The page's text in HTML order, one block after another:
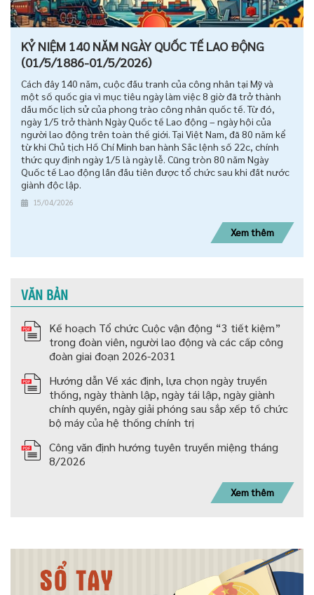
KỶ NIỆM 140 NĂM NGÀY QUỐC TẾ LAO ĐỘNG
(01/5/1886-01/5/2026)
Cách đây 140 năm, cuộc đấu tranh của công nhân tại Mỹ và
một số quốc gia vì mục tiêu ngày làm việc 8 giờ đã trở thành
dấu mốc lịch sử của phong trào công nhân quốc tế. Từ đó,
ngày 1/5 trở thành Ngày Quốc tế Lao động – ngày hội của
người lao động trên toàn thế giới. Tại Việt Nam, đã 80 năm kể
từ khi Chủ tịch Hồ Chí Minh ban hành Sắc lệnh số 22c, chính
thức quy định ngày 1/5 là ngày lễ. Cũng tròn 80 năm Ngày
Quốc tế Lao động lần đầu tiên được tổ chức sau khi đất nước
giành độc lập.
15/04/2026
Xem thêm
VĂN BẢN
Kế hoạch Tổ chức Cuộc vận động “3 tiết kiệm”
trong đoàn viên, người lao động và các cấp công
đoàn giai đoạn 2026-2031
Hướng dẫn Về xác định, lựa chọn ngày truyền
thống, ngày thành lập, ngày tái lập, ngày giành
chính quyền, ngày giải phóng sau sắp xếp tố chức
bộ máy của hệ thống chính trị
Công văn định hướng tuyên truyền miệng tháng
8/2026
Xem thêm